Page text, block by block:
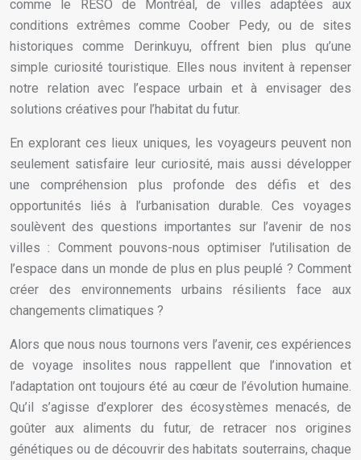
comme le RÉSO de Montréal, de villes adaptées aux
conditions extrêmes comme Coober Pedy, ou de sites
historiques comme Derinkuyu, offrent bien plus qu’une
simple curiosité touristique. Elles nous invitent à repenser
notre relation avec l’espace urbain et à envisager des
solutions créatives pour l’habitat du futur.
En explorant ces lieux uniques, les voyageurs peuvent non
seulement satisfaire leur curiosité, mais aussi développer
une compréhension plus profonde des défis et des
opportunités liés à l’urbanisation durable. Ces voyages
soulèvent des questions importantes sur l’avenir de nos
villes : Comment pouvons-nous optimiser l’utilisation de
l’espace dans un monde de plus en plus peuplé ? Comment
créer des environnements urbains résilients face aux
changements climatiques ?
Alors que nous nous tournons vers l’avenir, ces expériences
de voyage insolites nous rappellent que l’innovation et
l’adaptation ont toujours été au cœur de l’évolution humaine.
Qu’il s’agisse d’explorer des écosystèmes menacés, de
goûter aux aliments du futur, de retracer nos origines
génétiques ou de découvrir des habitats souterrains, chaque